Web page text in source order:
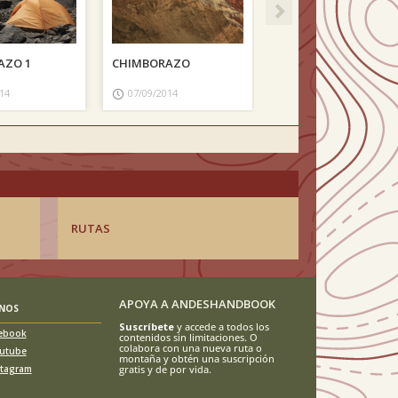
1 CHIMBORAZO
07/09/2014
RUTAS
APOYA A ANDESHANDBOOK
Suscríbetey accede a todos los
contenidos sin limitaciones. O
colabora con una nueva ruta o
montaña y obtén una suscripción
gratis y de por vida.